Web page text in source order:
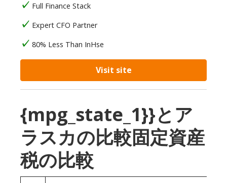
Full Finance Stack
Expert CFO Partner
80% Less Than InHse
Visit site
{mpg_state_1}}とア
ラスカの比較固定資産
税の比較